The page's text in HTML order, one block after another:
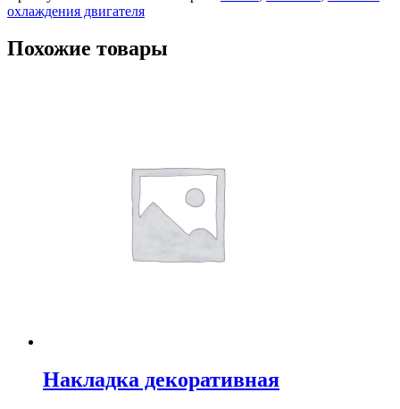
охлаждения двигателя
Похожие товары
Накладка декоративная